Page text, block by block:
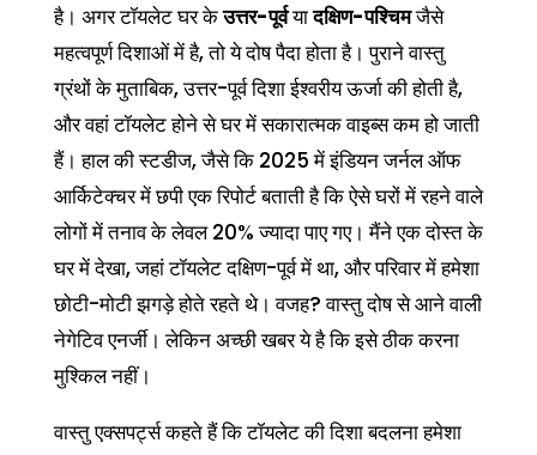
है। अगर टॉयलेट घर केउत्तर-पूर्वयादक्षिण-पश्चिमजैसे
महत्वपूर्ण दिशाओं में है, तो ये दोष पैदा होता है। पुराने वास्तु
ग्रंथों के मुताबिक, उत्तर-पूर्व दिशा ईश्वरीय ऊर्जा की होती है,
और वहां टॉयलेट होने से घर में सकारात्मक वाइब्स कम हो जाती
हैं। हाल की स्टडीज, जैसे कि 2025 में इंडियन जर्नल ऑफ
आर्किटेक्चर में छपी एक रिपोर्ट बताती है कि ऐसे घरों में रहने वाले
लोगों में तनाव के लेवल 20% ज्यादा पाए गए। मैंने एक दोस्त के
घर में देखा, जहां टॉयलेट दक्षिण-पूर्व में था, और परिवार में हमेशा
छोटी-मोटी झगड़े होते रहते थे। वजह? वास्तु दोष से आने वाली
नेगेटिव एनर्जी। लेकिन अच्छी खबर ये है कि इसे ठीक करना
मुश्किल नहीं।
वास्तु एक्सपर्ट्स कहते हैं कि टॉयलेट की दिशा बदलना हमेशा